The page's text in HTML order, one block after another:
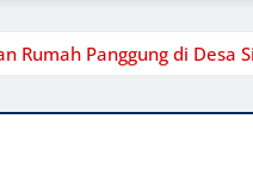
Rumah Panggung di Desa